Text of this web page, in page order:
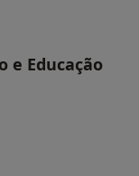
e Educação